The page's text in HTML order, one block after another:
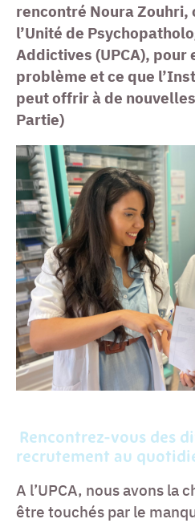
rencontré Noura Zouhri,
l’Unité de
Addictives (UPCA), pour
problème et ce que
peut offrir à de
Partie)
Rencontrez-vous des
recrutement au
A l’UPCA, nous avons la
être touchés par le